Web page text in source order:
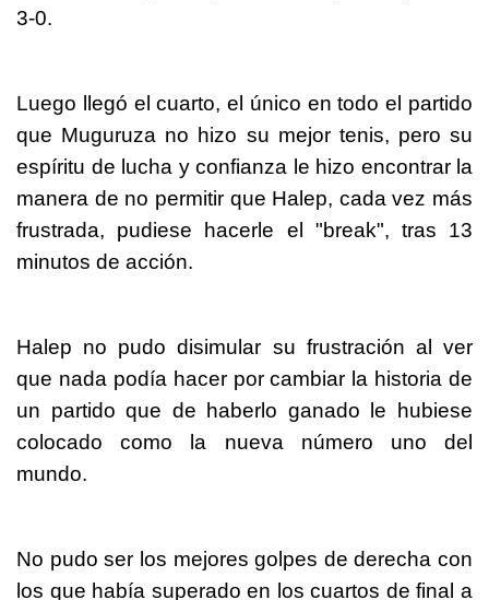
3-0.
Luego llegó el cuarto, el único en todo el partido
que Muguruza no hizo su mejor tenis, pero su
espíritu de lucha y confianza le hizo encontrar la
manera de no permitir que Halep, cada vez más
frustrada, pudiese hacerle el "break", tras 13
minutos de acción.
Halep no pudo disimular su frustración al ver
que nada podía hacer por cambiar la historia de
un partido que de haberlo ganado le hubiese
colocado como la nueva número uno del
mundo.
No pudo ser los mejores golpes de derecha con
los que había superado en los cuartos de final a